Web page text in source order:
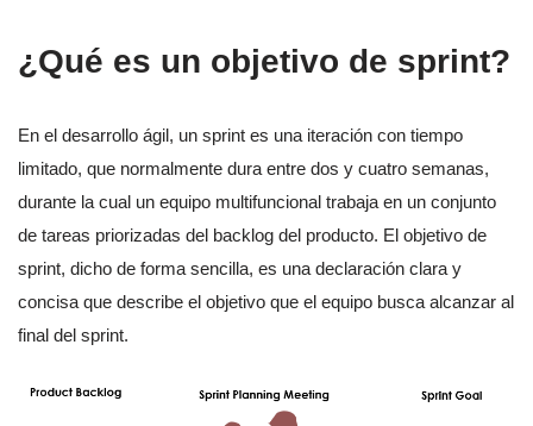
¿Qué es un objetivo de sprint?
En el desarrollo ágil, un sprint es una iteración con tiempo
limitado, que normalmente dura entre dos y cuatro semanas,
durante la cual un equipo multifuncional trabaja en un conjunto
de tareas priorizadas del backlog del producto. El objetivo de
sprint, dicho de forma sencilla, es una declaración clara y
concisa que describe el objetivo que el equipo busca alcanzar al
final del sprint.